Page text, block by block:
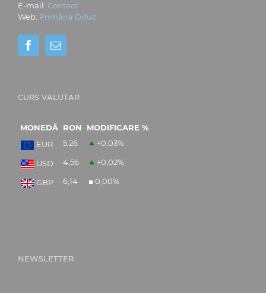
E-mail: Contact
Web: Primăria Oituz
CURS VALUTAR
MONEDĂ RON
MODIFICARE %
EUR
5,26 +0,03%
USD 4,56 +0,02%
GBP 6,14 0,00%
NEWSLETTER